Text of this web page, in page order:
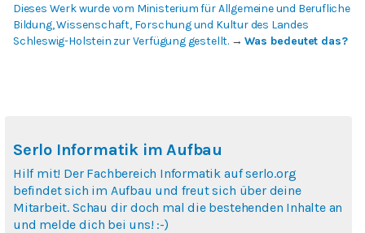
Dieses Werk wurde vom Ministerium für Allgemeine und Berufliche
Bildung, Wissenschaft, Forschung und Kultur des Landes
Schleswig-Holstein zur Verfügung gestellt.→Was bedeutet das?
Serlo Informatik im Aufbau
Hilf mit! Der Fachbereich Informatik auf serlo.org
befindet sich im Aufbau und freut sich über deine
Mitarbeit. Schau dir doch mal die bestehenden Inhalte an
und melde dich bei uns! :-)